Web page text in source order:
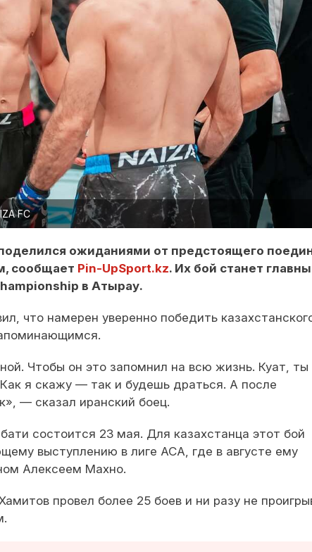
FC
ожиданиями от предстоящего
сообщает Pin-UpSport.kz. Их бой станет
в Атырау.
что намерен уверенно победить
Чтобы он это запомнил на всю жизнь. Куат, ты
я скажу — так и будешь драться. А после
— сказал иранский боец.
состоится 23 мая. Для казахстанца этот бой
выступлению в лиге ACA, где в августе ему
Алексеем Махно.
провел более 25 боев и ни разу не